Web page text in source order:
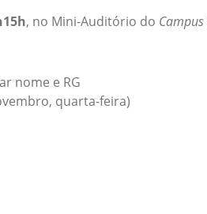
, no Mini-Auditório do Campus
nome e RG
quarta-feira)